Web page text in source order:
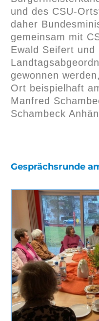
und des CSU-
daher
gemeinsam mit
Ewald Seifert und
gewonnen
Ort beispielhaft
Manfred
Schambeck
Gesprächsrunde